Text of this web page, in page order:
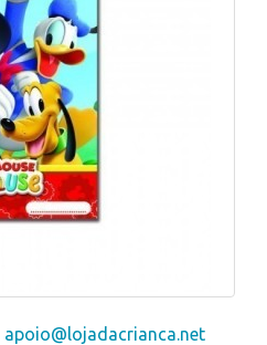
apoio@lojadacrianca.net